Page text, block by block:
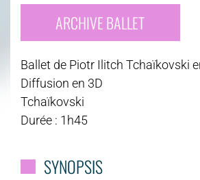
ARCHIVE BALLET
Ballet de Piotr Ilitch Tchaïkovski
Diffusion en 3D
Tchaïkovski
Durée : 1h45
SYNOPSIS